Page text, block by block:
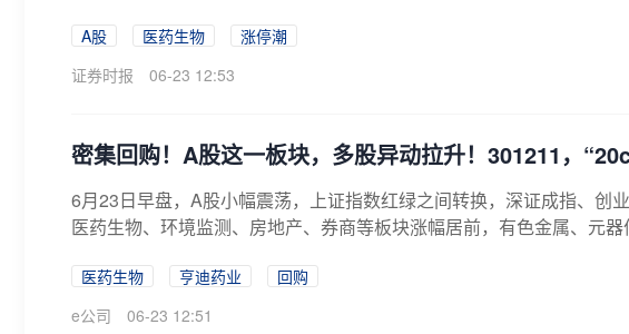
A股 医药生物
涨停潮
证券时报
06-23 12:53
密集回购！A股这一板块，多股异动拉升！301211，
6月23日早盘，A股小幅震荡，上证指数红绿之间转换，深证成指、创
医药生物、环境监测、房地产、券商等板块涨幅居前，有色金属、元
医药生物 亨迪药业
回购
e公司
06-23 12:51